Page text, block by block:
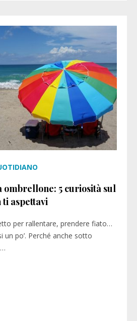
ombrellone: 5 curiosità sul
aspettavi
per rallentare, prendere fiato…
un po’. Perché anche sotto